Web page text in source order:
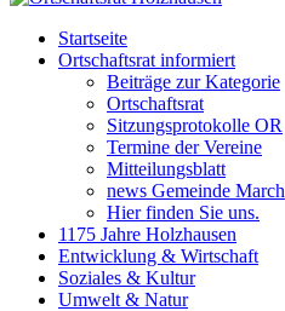
Startseite
Ortschaftsrat informiert
Beiträge zur Kategorie
Ortschaftsrat
Sitzungsprotokolle OR
Termine der Vereine
Mitteilungsblatt
news Gemeinde March
Hier finden Sie uns.
1175 Jahre Holzhausen
Entwicklung & Wirtschaft
Soziales & Kultur
Umwelt & Natur